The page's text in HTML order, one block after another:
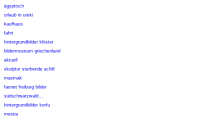
ägyptisch
urlaub in ureki
kaufhaus
fahrt
hintergrundbilder klöster
bildermuseum griechenland
aktuell
skulptur sterbende achill
masmak
fasnet freiburg bilder
südschwarzwald...
hintergrundbilder korfu
mestia